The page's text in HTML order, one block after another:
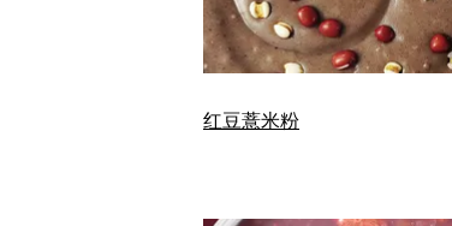
红豆薏米粉